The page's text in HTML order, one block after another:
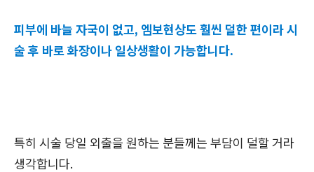
피부에 바늘 자국이 없고, 엠보현상도 훨씬 덜한 편이라 시
술 후 바로 화장이나 일상생활이 가능합니다.
특히 시술 당일 외출을 원하는 분들께는 부담이 덜할 거라
생각합니다.